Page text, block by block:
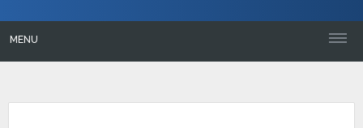
MENU